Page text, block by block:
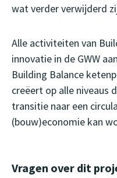
wat verder verwijderd
Alle activiteiten van
innovatie in de GWW
Building Balance
creëert op alle niveaus
transitie naar een
(bouw)economie kan
Vragen over dit